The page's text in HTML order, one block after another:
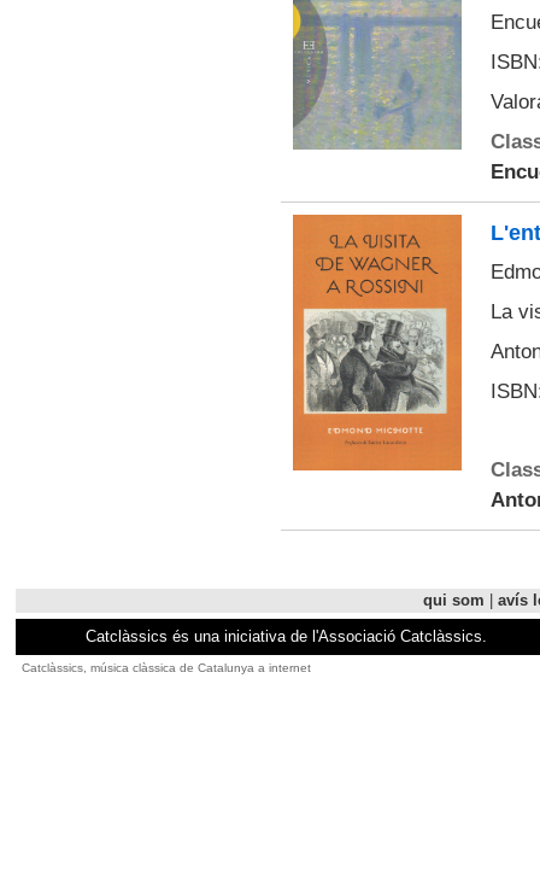
La
qui som
avís
Catclàssics és una iniciativa de l'Associació Catclàssics.
Catclàssics, música clàssica de Catalunya a internet